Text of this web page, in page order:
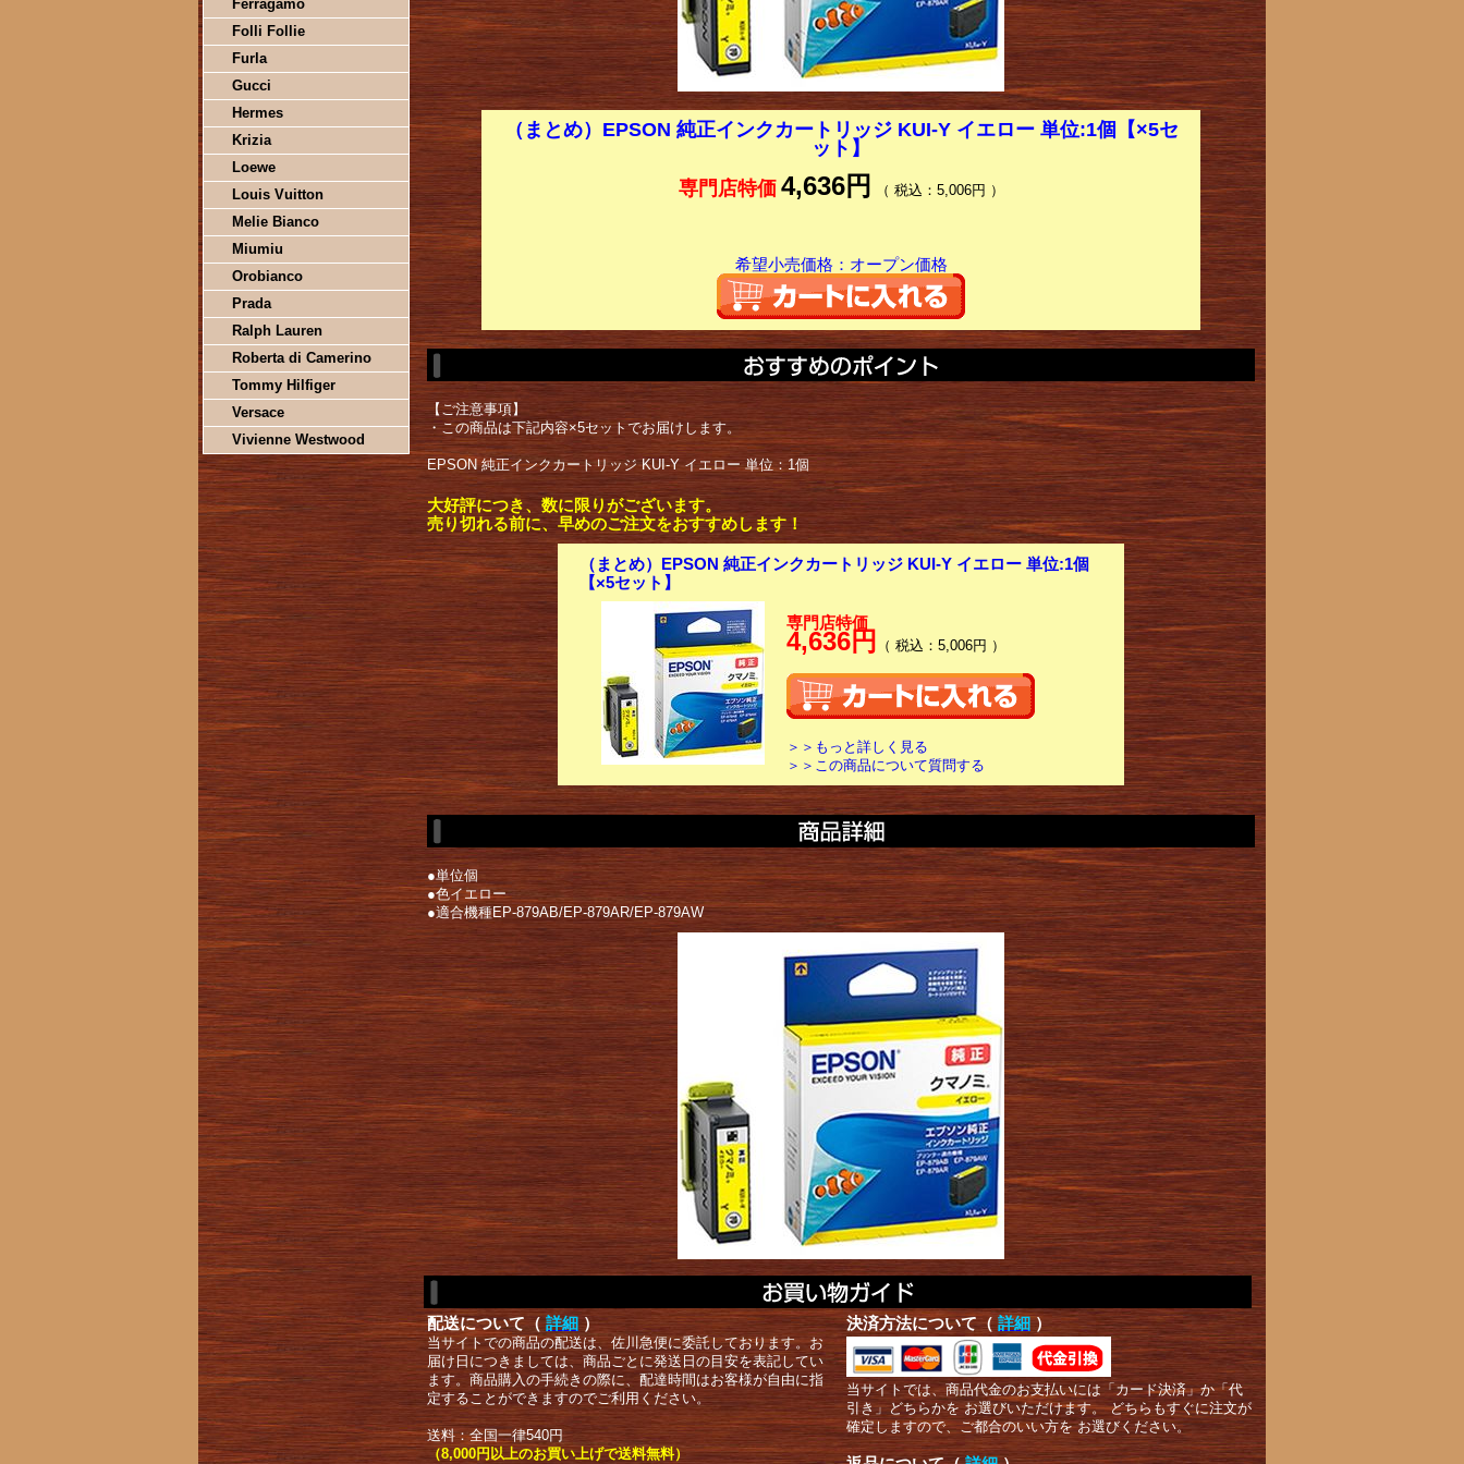
Ferragamo
Folli Follie
Furla
Gucci
Hermes
Krizia
Loewe
Louis Vuitton
Melie Bianco
Miumiu
Orobianco
Prada
Ralph Lauren
Roberta di Camerino
Tommy Hilfiger
Versace
Vivienne Westwood
（まとめ）EPSON 純正インクカートリッジ KUI-Y イエロー 単位:1個【×5セ
ット】
専門店特価 4,636円 （ 税込：5,006円 ）
希望小売価格：オープン価格
【ご注意事項】
・この商品は下記内容×5セットでお届けします。
EPSON 純正インクカートリッジ KUI-Y イエロー 単位：1個
大好評につき、数に限りがございます。
売り切れる前に、早めのご注文をおすすめします！
（まとめ）EPSON 純正インクカートリッジ KUI-Y イエロー 単位:1個
【×5セット】
専門店特価
4,636円 （ 税込：5,006円 ）
＞＞もっと詳しく見る
＞＞この商品について質問する
●単位個
●色イエロー
●適合機種EP-879AB/EP-879AR/EP-879AW
配送について（ 詳細 ）
当サイトでの商品の配送は、佐川急便に委託しております。お
届け日につきましては、商品ごとに発送日の目安を表記してい
ます。商品購入の手続きの際に、配達時間はお客様が自由に指
定することができますのでご利用ください。
送料：全国一律540円
（8,000円以上のお買い上げで送料無料）
決済方法について（ 詳細 ）
当サイトでは、商品代金のお支払いには「カード決済」か「代
引き」どちらかを お選びいただけます。 どちらもすぐに注文が
確定しますので、ご都合のいい方を お選びください。